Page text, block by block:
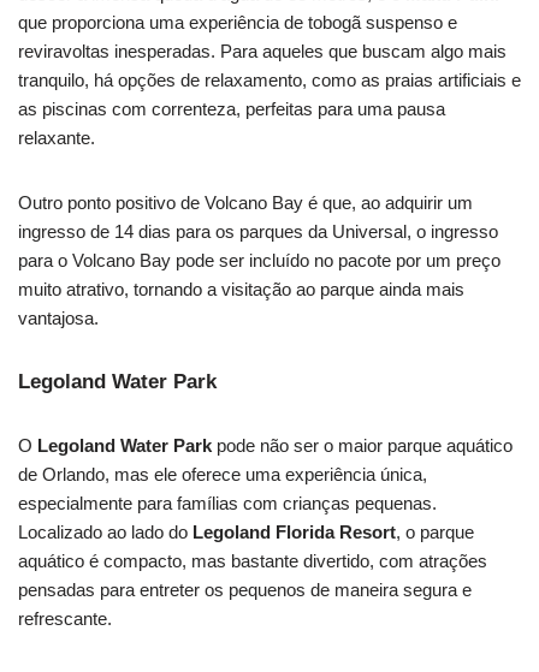
que proporciona uma experiência de tobogã suspenso e
reviravoltas inesperadas. Para aqueles que buscam algo mais
tranquilo, há opções de relaxamento, como as praias artificiais e
as piscinas com correnteza, perfeitas para uma pausa
relaxante.
Outro ponto positivo de Volcano Bay é que, ao adquirir um
ingresso de 14 dias para os parques da Universal, o ingresso
para o Volcano Bay pode ser incluído no pacote por um preço
muito atrativo, tornando a visitação ao parque ainda mais
vantajosa.
Legoland Water Park
O Legoland Water Park pode não ser o maior parque aquático
de Orlando, mas ele oferece uma experiência única,
especialmente para famílias com crianças pequenas.
Localizado ao lado do Legoland Florida Resort, o parque
aquático é compacto, mas bastante divertido, com atrações
pensadas para entreter os pequenos de maneira segura e
refrescante.